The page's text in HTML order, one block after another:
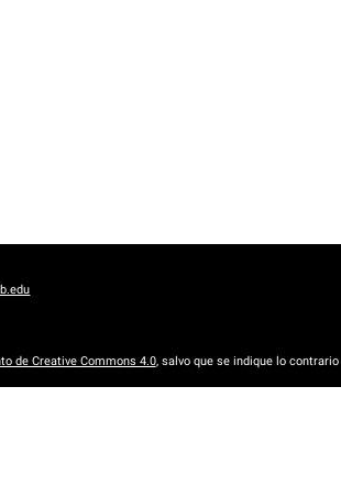
de Creative Commons 4.0, salvo que se indique lo contrario